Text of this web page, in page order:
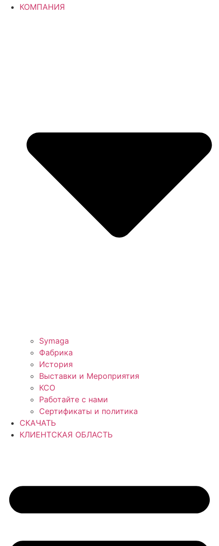
КОМПАНИЯ
Symaga
Фабрика
История
Выставки и Мероприятия
КСО
Работайте с нами
Сертификаты и политика
СКАЧАТЬ
КЛИЕНТСКАЯ ОБЛАСТЬ